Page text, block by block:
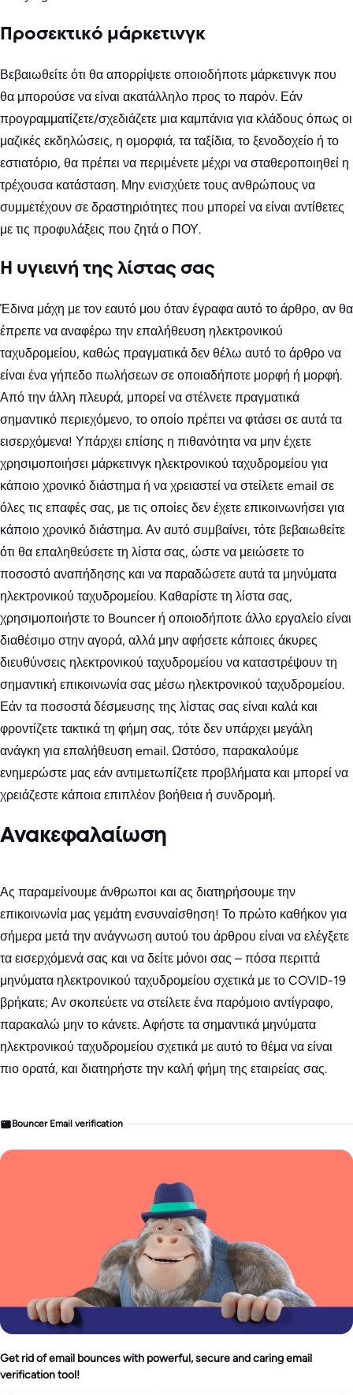
Προσεκτικό μάρκετινγκ
Βεβαιωθείτε ότι θα απορρίψετε οποιοδήποτε μάρκετινγκ που
θα μπορούσε να είναι ακατάλληλο προς το παρόν. Εάν
προγραμματίζετε/σχεδιάζετε μια καμπάνια για κλάδους όπως οι
μαζικές εκδηλώσεις, η ομορφιά, τα ταξίδια, το ξενοδοχείο ή το
εστιατόριο, θα πρέπει να περιμένετε μέχρι να σταθεροποιηθεί η
τρέχουσα κατάσταση. Μην ενισχύετε τους ανθρώπους να
συμμετέχουν σε δραστηριότητες που μπορεί να είναι αντίθετες
με τις προφυλάξεις που ζητά ο ΠΟΥ.
Η υγιεινή της λίστας σας
Έδινα μάχη με τον εαυτό μου όταν έγραφα αυτό το άρθρο, αν θα
έπρεπε να αναφέρω την επαλήθευση ηλεκτρονικού
ταχυδρομείου, καθώς πραγματικά δεν θέλω αυτό το άρθρο να
είναι ένα γήπεδο πωλήσεων σε οποιαδήποτε μορφή ή μορφή.
Από την άλλη πλευρά, μπορεί να στέλνετε πραγματικά
σημαντικό περιεχόμενο, το οποίο πρέπει να φτάσει σε αυτά τα
εισερχόμενα! Υπάρχει επίσης η πιθανότητα να μην έχετε
χρησιμοποιήσει μάρκετινγκ ηλεκτρονικού ταχυδρομείου για
κάποιο χρονικό διάστημα ή να χρειαστεί να στείλετε email σε
όλες τις επαφές σας, με τις οποίες δεν έχετε επικοινωνήσει για
κάποιο χρονικό διάστημα. Αν αυτό συμβαίνει, τότε βεβαιωθείτε
ότι θα επαληθεύσετε τη λίστα σας, ώστε να μειώσετε το
ποσοστό αναπήδησης και να παραδώσετε αυτά τα μηνύματα
ηλεκτρονικού ταχυδρομείου. Καθαρίστε τη λίστα σας,
χρησιμοποιήστε το Bouncer ή οποιοδήποτε άλλο εργαλείο είναι
διαθέσιμο στην αγορά, αλλά μην αφήσετε κάποιες άκυρες
διευθύνσεις ηλεκτρονικού ταχυδρομείου να καταστρέψουν τη
σημαντική επικοινωνία σας μέσω ηλεκτρονικού ταχυδρομείου.
Εάν τα ποσοστά δέσμευσης της λίστας σας είναι καλά και
φροντίζετε τακτικά τη φήμη σας, τότε δεν υπάρχει μεγάλη
ανάγκη για επαλήθευση email. Ωστόσο, παρακαλούμε
ενημερώστε μας εάν αντιμετωπίζετε προβλήματα και μπορεί να
χρειάζεστε κάποια επιπλέον βοήθεια ή συνδρομή.
Ανακεφαλαίωση
Ας παραμείνουμε άνθρωποι και ας διατηρήσουμε την
επικοινωνία μας γεμάτη ενσυναίσθηση! Το πρώτο καθήκον για
σήμερα μετά την ανάγνωση αυτού του άρθρου είναι να ελέγξετε
τα εισερχόμενά σας και να δείτε μόνοι σας – πόσα περιττά
μηνύματα ηλεκτρονικού ταχυδρομείου σχετικά με το COVID-19
βρήκατε; Αν σκοπεύετε να στείλετε ένα παρόμοιο αντίγραφο,
παρακαλώ μην το κάνετε. Αφήστε τα σημαντικά μηνύματα
ηλεκτρονικού ταχυδρομείου σχετικά με αυτό το θέμα να είναι
πιο ορατά, και διατηρήστε την καλή φήμη της εταιρείας σας.
Bouncer Email verification
Get rid of email bounces with powerful, secure and caring email
verification tool!